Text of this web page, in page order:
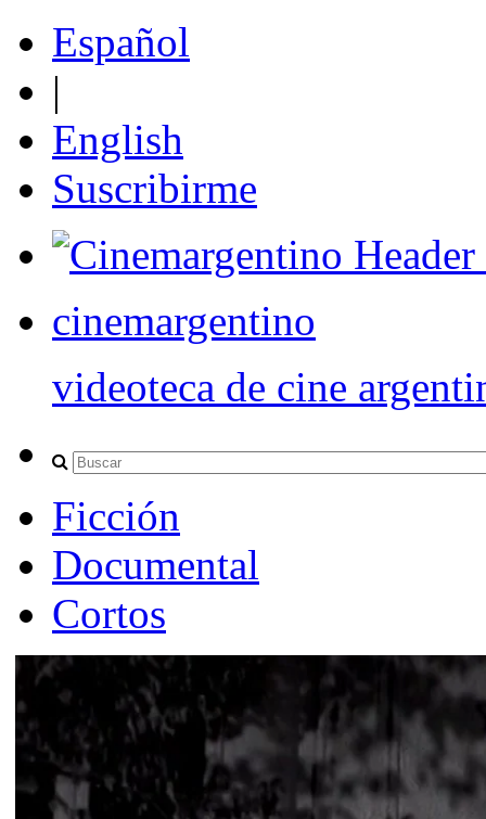
Español
|
English
Suscribirme
cinemargentino
videoteca de cine
Ficción
Documental
Cortos